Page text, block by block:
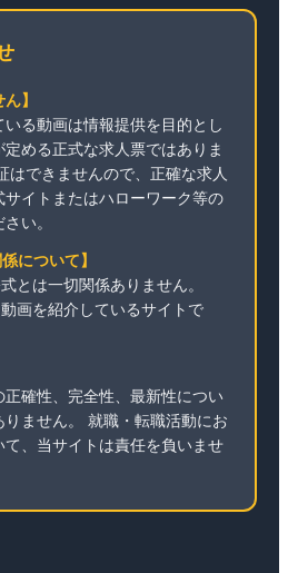
】
る動画は情報提供を目的とし
める正式な求人票ではありま
はできませんので、正確な求人
イトまたはハローワーク等の
い。
について】
とは一切関係ありません。
画を紹介しているサイトで
確性、完全性、最新性につい
ません。 就職・転職活動にお
て、当サイトは責任を負いませ